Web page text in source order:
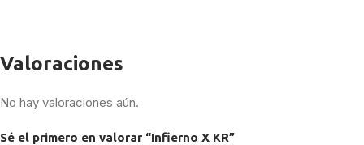
Valoraciones
No hay valoraciones aún.
Sé el primero en valorar “Infierno X KR”